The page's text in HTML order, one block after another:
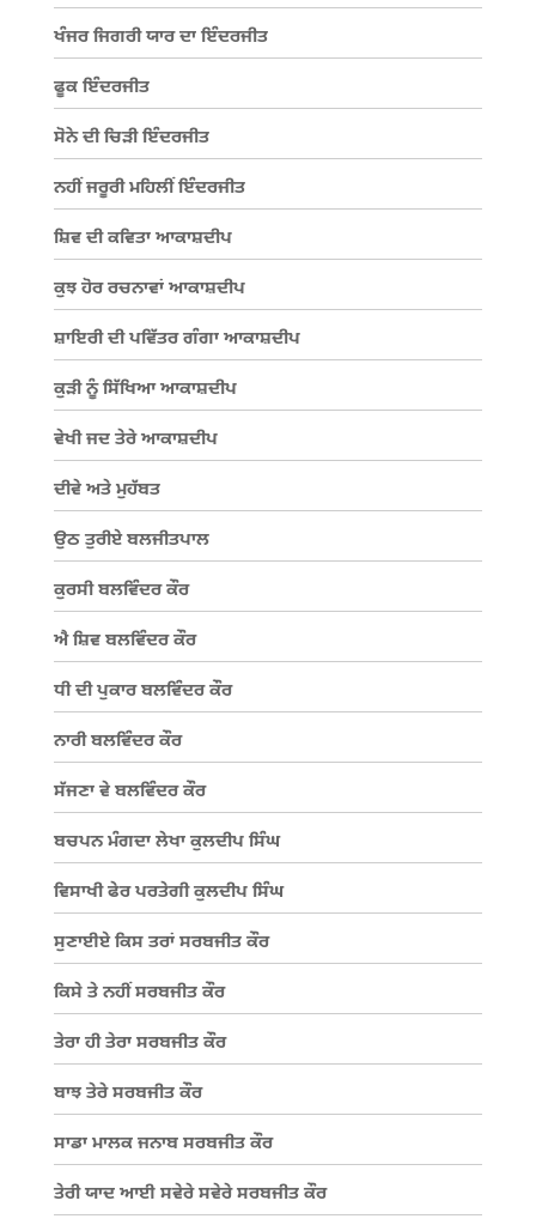
ਖੰਜਰ ਜਿਗਰੀ ਯਾਰ ਦਾ ਇੰਦਰਜੀਤ
ਫੂਕ ਇੰਦਰਜੀਤ
ਸੋਨੇ ਦੀ ਚਿੜੀ ਇੰਦਰਜੀਤ
ਨਹੀਂ ਜਰੂਰੀ ਮਹਿਲੀਂ ਇੰਦਰਜੀਤ
ਸ਼ਿਵ ਦੀ ਕਵਿਤਾ ਆਕਾਸ਼ਦੀਪ
ਕੁਝ ਹੋਰ ਰਚਨਾਵਾਂ ਆਕਾਸ਼ਦੀਪ
ਸ਼ਾਇਰੀ ਦੀ ਪਵਿੱਤਰ ਗੰਗਾ ਆਕਾਸ਼ਦੀਪ
ਕੁੜੀ ਨੂੰ ਸਿੱਖਿਆ ਆਕਾਸ਼ਦੀਪ
ਵੇਖੀ ਜਦ ਤੇਰੇ ਆਕਾਸ਼ਦੀਪ
ਦੀਵੇ ਅਤੇ ਮੁਹੱਬਤ
ਉਠ ਤੁਰੀਏ ਬਲਜੀਤਪਾਲ
ਕੁਰਸੀ ਬਲਵਿੰਦਰ ਕੌਰ
ਐ ਸ਼ਿਵ ਬਲਵਿੰਦਰ ਕੌਰ
ਧੀ ਦੀ ਪੁਕਾਰ ਬਲਵਿੰਦਰ ਕੌਰ
ਨਾਰੀ ਬਲਵਿੰਦਰ ਕੌਰ
ਸੱਜਣਾ ਵੇ ਬਲਵਿੰਦਰ ਕੌਰ
ਬਚਪਨ ਮੰਗਦਾ ਲੇਖਾ ਕੁਲਦੀਪ ਸਿੰਘ
ਵਿਸਾਖੀ ਫੇਰ ਪਰਤੇਗੀ ਕੁਲਦੀਪ ਸਿੰਘ
ਸੁਣਾਈਏ ਕਿਸ ਤਰਾਂ ਸਰਬਜੀਤ ਕੌਰ
ਕਿਸੇ ਤੇ ਨਹੀਂ ਸਰਬਜੀਤ ਕੌਰ
ਤੇਰਾ ਹੀ ਤੇਰਾ ਸਰਬਜੀਤ ਕੌਰ
ਬਾਝ ਤੇਰੇ ਸਰਬਜੀਤ ਕੌਰ
ਸਾਡਾ ਮਾਲਕ ਜਨਾਬ ਸਰਬਜੀਤ ਕੌਰ
ਤੇਰੀ ਯਾਦ ਆਈ ਸਵੇਰੇ ਸਵੇਰੇ ਸਰਬਜੀਤ ਕੌਰ